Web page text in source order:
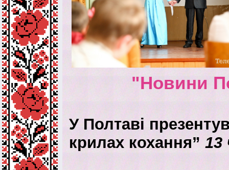
"Новини
У Полтаві
крилах кохання” 13